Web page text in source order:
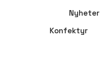
Nyheter
Konfektyr